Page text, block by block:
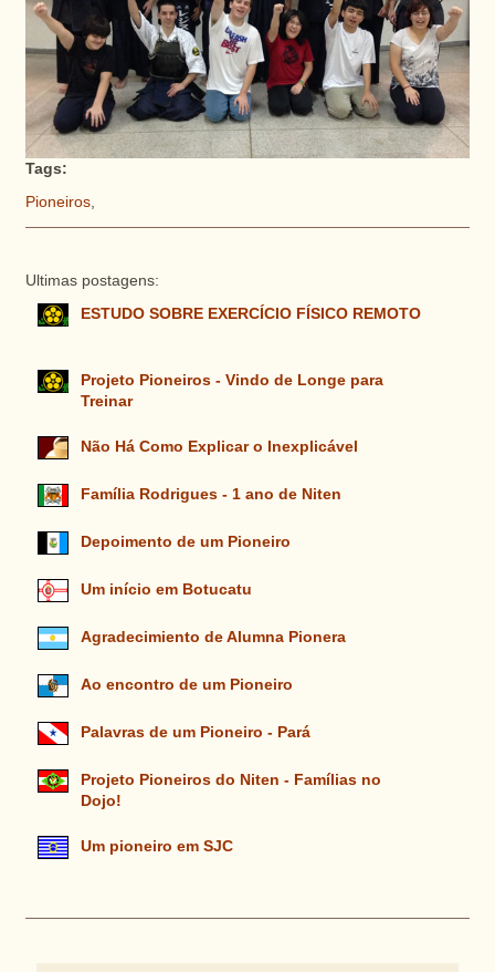
Tags:
Pioneiros,
Ultimas postagens:
ESTUDO SOBRE EXERCÍCIO FÍSICO REMOTO
Projeto Pioneiros - Vindo de Longe para
Treinar
Não Há Como Explicar o Inexplicável
Família Rodrigues - 1 ano de Niten
Depoimento de um Pioneiro
Um início em Botucatu
Agradecimiento de Alumna Pionera
Ao encontro de um Pioneiro
Palavras de um Pioneiro - Pará
Projeto Pioneiros do Niten - Famílias no
Dojo!
Um pioneiro em SJC